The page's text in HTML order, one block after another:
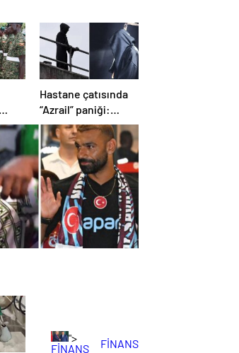
Hastane çatısında
“Azrail” paniği:
Siyahlara bürünüp
hastaları izledi
FİNANS
"> FİNANS